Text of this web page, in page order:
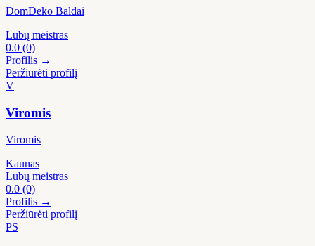
DomDeko Baldai
Lubų meistras
0.0 (0)
Profilis →
Peržiūrėti profilį
V
Viromis
Viromis
Kaunas
Lubų meistras
0.0 (0)
Profilis →
Peržiūrėti profilį
PS